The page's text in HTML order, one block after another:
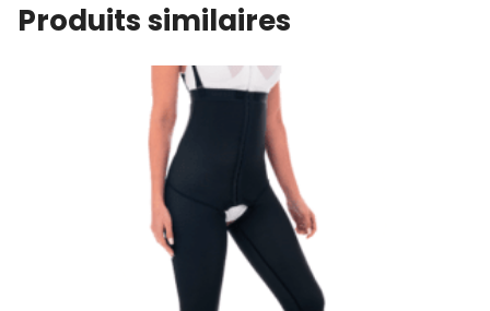
Produits similaires